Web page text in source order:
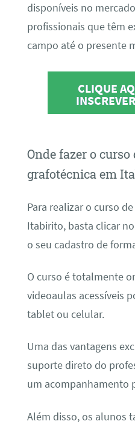
disponíveis no
profissionais que têm
campo até o presente
CLIQUE
Onde fazer o curso
grafotécnica em
Para realizar o curso
Itabirito, basta clicar
o seu cadastro de
O curso é totalmente
videoaulas acessíveis
tablet ou celular.
Uma das vantagens
suporte direto do
um acompanhamento
Além disso, os alunos